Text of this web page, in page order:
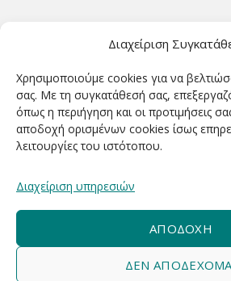
Διαχείριση
Χρησιμοποιούμε cookies για να
σας. Με τη συγκατάθεσή σας,
όπως η περιήγηση και οι προτιμήσεις
αποδοχή ορισμένων cookies ίσως
λειτουργίες του ιστότοπου.
Διαχείριση υπηρεσιών
ΑΠΟΔΟΧΉ
ΔΕΝ
ΤΡΙΤΗ-ΠΕΜΠΤΗ-ΠΑΡΑΣΚΕΥΗ
ΣΑΒΒΑΤΟ 9.00-
ΕΓΓΡΑΦΕΊΤΕ ΓΙΑ ΝΑ